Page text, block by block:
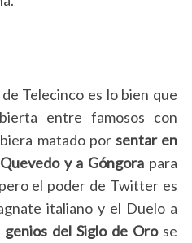
Telecinco es lo bien que
entre famosos con
matado porsentar en
y a Góngora para
el poder de Twitter es
italiano y el Duelo a
genios del Siglo de Orose